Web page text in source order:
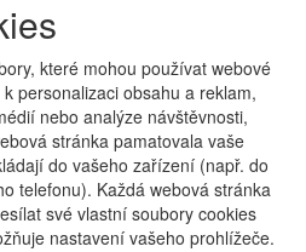
které mohou používat webové
personalizaci obsahu a reklam,
nebo analýze návštěvnosti,
stránka pamatovala vaše
do vašeho zařízení (např. do
telefonu). Každá webová stránka
své vlastní soubory cookies
nastavení vašeho prohlížeče.